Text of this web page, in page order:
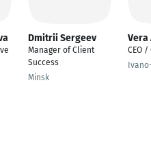
Dmitrii Sergeev
Manager of Client
Success
Minsk
Vera
CEO